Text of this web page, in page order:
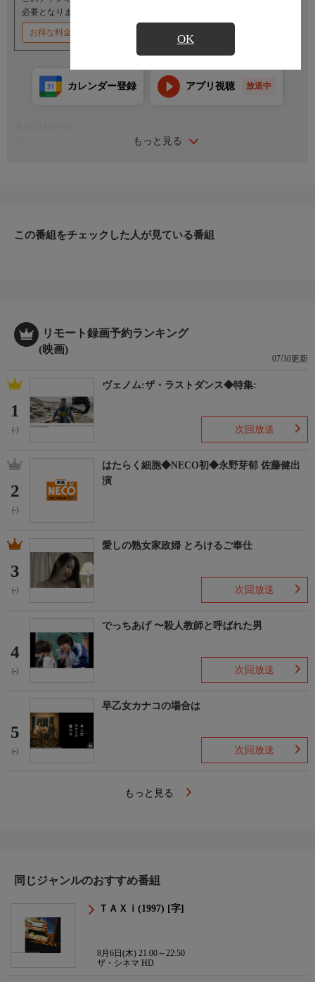
OK
必要となります。
お得な料金割引キャンペーン実施中
もっと見る
カレンダー登録 アプリ視聴 放送中
としかみないタケシのもとをのがれて新宿の繁華街にさまよい出
この番組をチェックした人が見ている番組
リモート録画予約ランキング
(映画)
07/30更新
1
(-)
ヴェノム:ザ・ラストダンス◆特集:
次回放送
2
(-)
はたらく細胞◆NECO初◆永野芽郁 佐藤健出
演
3
(-)
愛しの熟女家政婦 とろけるご奉仕
次回放送
4
(-)
でっちあげ 〜殺人教師と呼ばれた男
次回放送
5
(-)
早乙女カナコの場合は
次回放送
もっと見る
同じジャンルのおすすめ番組
ＴＡＸｉ(1997) [字]
8月6日(木) 21:00～22:50
ザ・シネマ HD